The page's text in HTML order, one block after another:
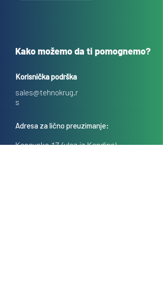
Kako možemo da ti pomognemo?
Korisnička podrška
sales@tehnokrug.r
s
Adresa za lično preuzimanje:
Kosovska 17 (ulaz iz Kondine),